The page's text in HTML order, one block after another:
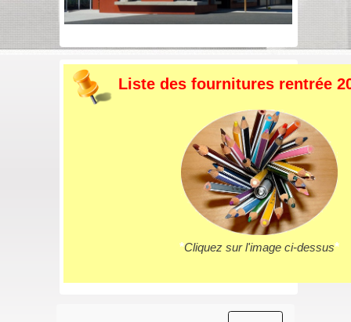
Liste des fournitures rentrée
*Cliquez sur l'image ci-dessus*